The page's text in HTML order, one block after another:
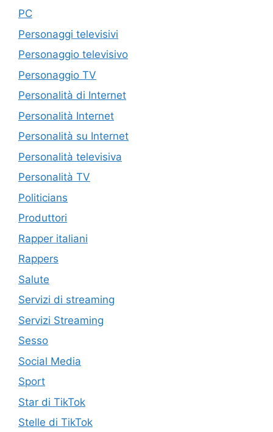
PC
Personaggi televisivi
Personaggio televisivo
Personaggio TV
Personalità di Internet
Personalità Internet
Personalità su Internet
Personalità televisiva
Personalità TV
Politicians
Produttori
Rapper italiani
Rappers
Salute
Servizi di streaming
Servizi Streaming
Sesso
Social Media
Sport
Star di TikTok
Stelle di TikTok